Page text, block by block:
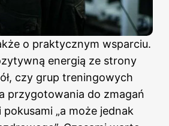
o praktycznym wsparciu.
energią ze strony
czy grup treningowych
przygotowania do zmagań
„a może jednak